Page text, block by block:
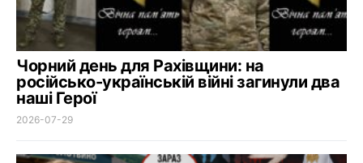
Чорний день для Рахівщини: на
російсько-українській війні загинули два
наші Герої
2026-07-29